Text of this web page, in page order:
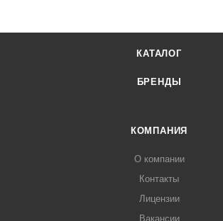
КАТАЛОГ
БРЕНДЫ
КОМПАНИЯ
О компании
Контакты
Лицензии
Вакансии